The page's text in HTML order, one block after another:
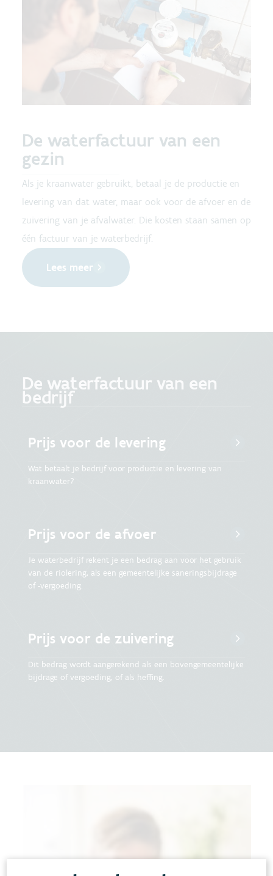
De waterfactuur van een
gezin
Als je kraanwater gebruikt, betaal je de productie en
levering van dat water, maar ook voor de afvoer en de
zuivering van je afvalwater. Die kosten staan samen op
één factuur van je waterbedrijf.
Lees meer
De waterfactuur van een
bedrijf
Prijs voor de levering
Wat betaalt je bedrijf voor productie en levering van
kraanwater?
Prijs voor de afvoer
Je waterbedrijf rekent je een bedrag aan voor het gebruik
van de riolering, als een gemeentelijke saneringsbijdrage
of -vergoeding.
Prijs voor de zuivering
Dit bedrag wordt aangerekend als een bovengemeentelijke
bijdrage of vergoeding, of als heffing.